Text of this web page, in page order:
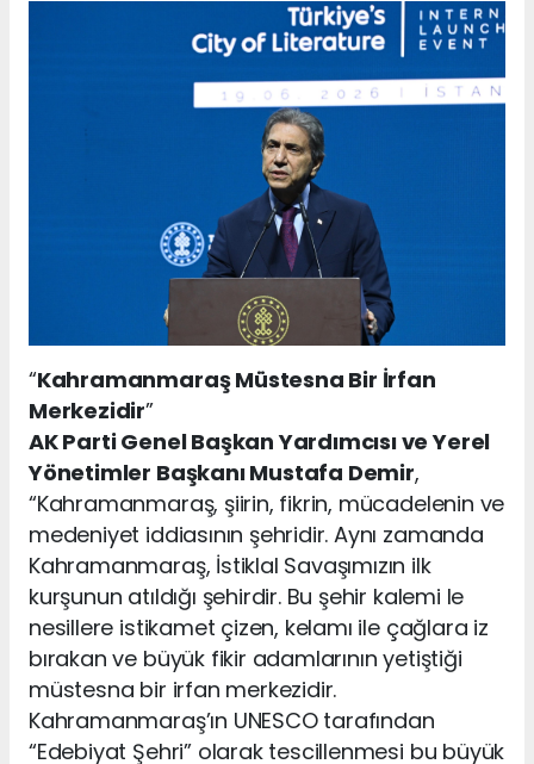
“Kahramanmaraş Müstesna Bir İrfan
Merkezidir”
AK Parti Genel Başkan Yardımcısı ve Yerel
Yönetimler Başkanı Mustafa Demir,
“Kahramanmaraş, şiirin, fikrin, mücadelenin ve
medeniyet iddiasının şehridir. Aynı zamanda
Kahramanmaraş, İstiklal Savaşımızın ilk
kurşunun atıldığı şehirdir. Bu şehir kalemi le
nesillere istikamet çizen, kelamı ile çağlara iz
bırakan ve büyük fikir adamlarının yetiştiği
müstesna bir irfan merkezidir.
Kahramanmaraş’ın UNESCO tarafından
“Edebiyat Şehri” olarak tescillenmesi bu büyük